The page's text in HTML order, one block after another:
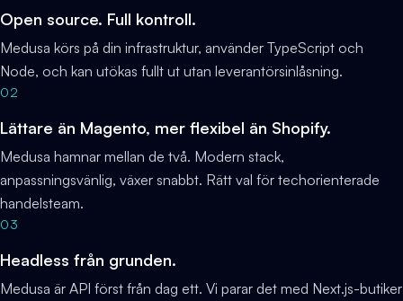
Open source. Full kontroll.
Medusa körs på din infrastruktur, använder TypeScript och
Node, och kan utökas fullt ut utan leverantörsinlåsning.
02
Lättare än Magento, mer flexibel än Shopify.
Medusa hamnar mellan de två. Modern stack,
anpassningsvänlig, växer snabbt. Rätt val för techorienterade
handelsteam.
03
Headless från grunden.
Medusa är API först från dag ett. Vi parar det med Next.js-butiker